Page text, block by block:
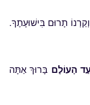
תָרוּם בִּישׁוּעָתֶךָ.
הָעוֹלָם בָּרוּךְ אַתָּה